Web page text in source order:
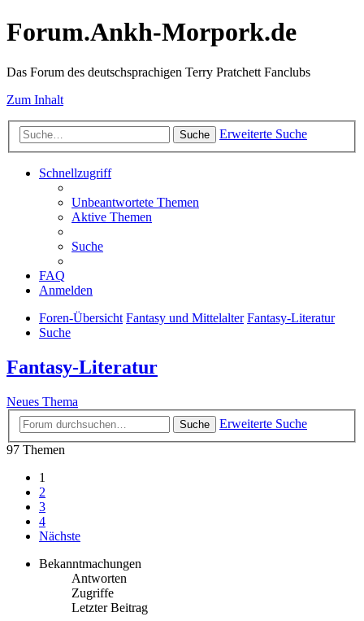
Forum.Ankh-Morpork.de
Das Forum des deutschsprachigen Terry Pratchett Fanclubs
Zum Inhalt
Suche Erweiterte Suche
Schnellzugriff
Unbeantwortete Themen
Aktive Themen
Suche
FAQ
Anmelden
Foren-Übersicht Fantasy und Mittelalter Fantasy-Literatur
Suche
Fantasy-Literatur
Neues Thema
Suche
Erweiterte Suche
97 Themen
1
2
3
4
Nächste
Bekanntmachungen
Antworten
Zugriffe
Letzter Beitrag